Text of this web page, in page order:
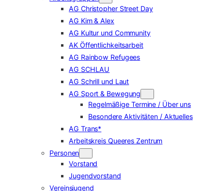
AG Christopher Street Day
AG Kim & Alex
AG Kultur und Community
AK Öffentlichkeitsarbeit
AG Rainbow Refugees
AG SCHLAU
AG Schrill und Laut
AG Sport & Bewegung
Regelmäßige Termine / Über uns
Besondere Aktivitäten / Aktuelles
AG Trans*
Arbeitskreis Queeres Zentrum
Personen
Vorstand
Jugendvorstand
Vereinsjugend